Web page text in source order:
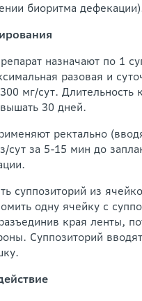
биоритма
назначают по 1
разовая и
мг/сут. Длительность
30 дней.
ректально
сут за 5-15 мин до
суппозиторий из
одну ячейку с
края ленты,
Суппозиторий